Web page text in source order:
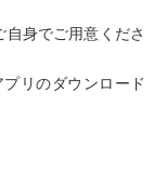
でご用意くださ
のダウンロード